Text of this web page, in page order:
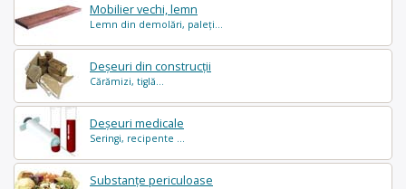
Mobilier vechi, lemn
Lemn din demolări, paleți...
Deșeuri din construcții
Cărămizi, tiglă...
Deșeuri medicale
Seringi, recipente ...
Substanțe periculoase